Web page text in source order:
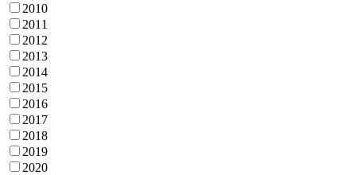
2010
2011
2012
2013
2014
2015
2016
2017
2018
2019
2020